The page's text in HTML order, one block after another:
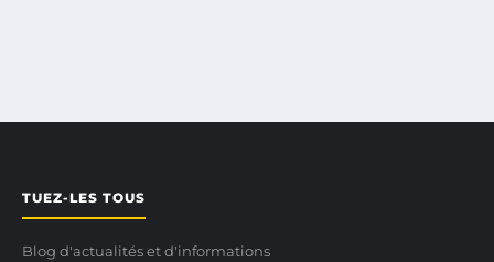
TUEZ-LES TOUS
Blog d'actualités et d'informations